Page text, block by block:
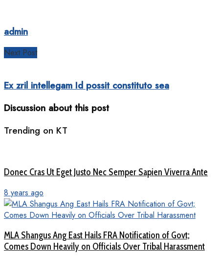
admin
Next Post
Ex zril intellegam Id possit constituto sea
Discussion about this post
Trending on KT
Donec Cras Ut Eget Justo Nec Semper Sapien Viverra Ante
8 years ago
MLA Shangus Ang East Hails FRA Notification of Govt;
Comes Down Heavily on Officials Over Tribal Harassment